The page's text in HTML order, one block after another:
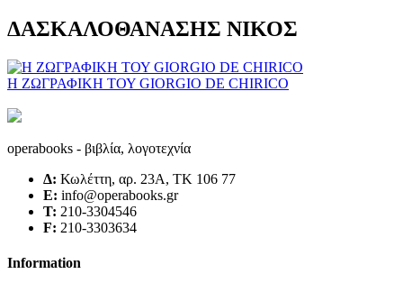
ΔΑΣΚΑΛΟΘΑΝΑΣΗΣ ΝΙΚΟΣ
Η ΖΩΓΡΑΦΙΚΗ ΤΟΥ GIORGIO DE CHIRICO
operabooks - βιβλία, λογοτεχνία
Δ: Κωλέττη, αρ. 23Α, ΤΚ 106 77
E: info@operabooks.gr
Τ: 210-3304546
F: 210-3303634
Information